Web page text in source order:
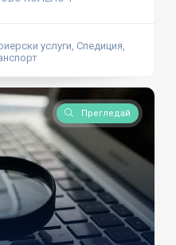
услуги, Спедиция,
Прегледай